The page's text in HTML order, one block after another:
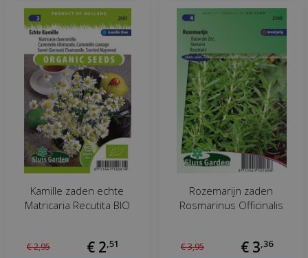
Kamille zaden echte
Matricaria Recutita BIO
€2,95 € 2,51
Rozemarijn zaden
Rosmarinus Officinalis
€3,95 € 3,36